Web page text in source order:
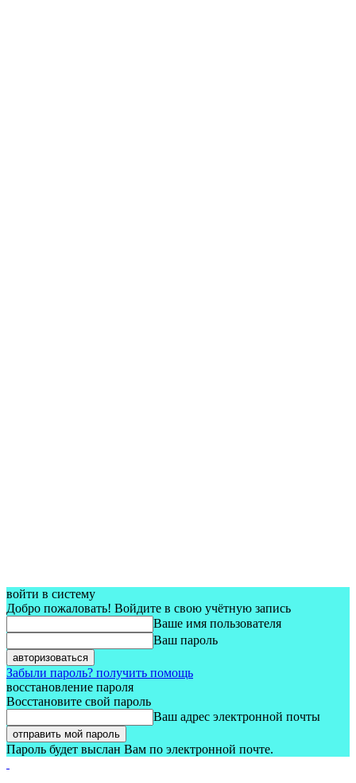
войти в систему
Добро пожаловать! Войдите в свою учётную запись
Ваше имя пользователя
Ваш пароль
Забыли пароль? получить помощь
восстановление пароля
Восстановите свой пароль
Ваш адрес электронной почты
Пароль будет выслан Вам по электронной почте.